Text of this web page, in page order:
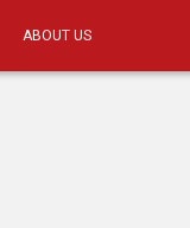
ABOUT US